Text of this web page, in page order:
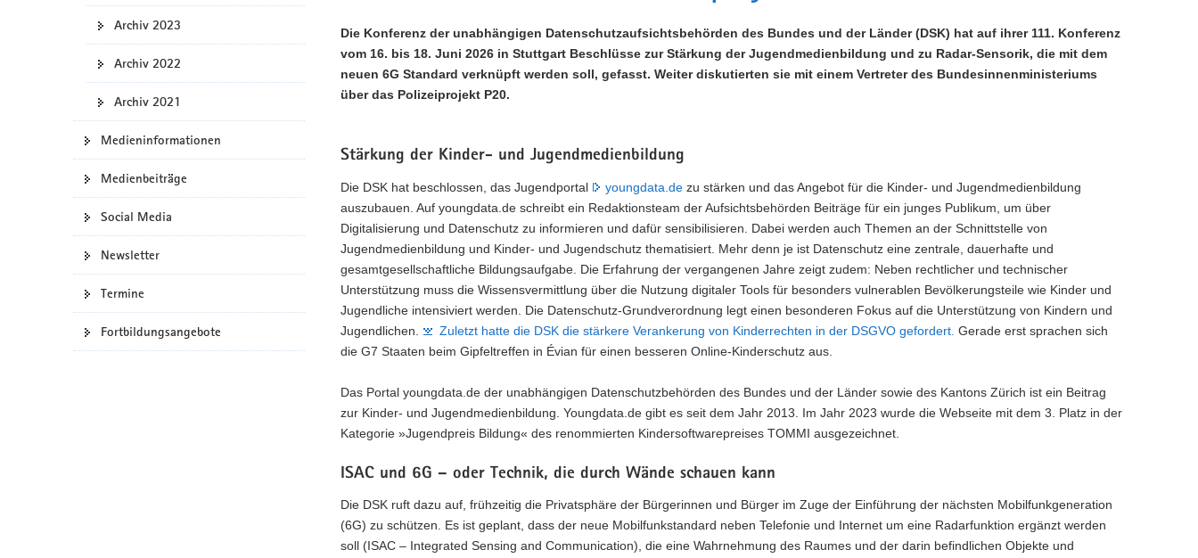
Archiv 2023
Archiv 2022
Archiv 2021
Medieninformationen
Medienbeiträge
Social Media
Newsletter
Termine
Fortbildungsangebote
Die Konferenz der unabhängigen Datenschutzaufsichtsbehörden des Bundes und der Länder (DSK) hat auf ihrer 111. Konferenz
vom 16. bis 18. Juni 2026 in Stuttgart Beschlüsse zur Stärkung der Jugendmedienbildung und zu Radar-Sensorik, die mit dem
neuen 6G Standard verknüpft werden soll, gefasst. Weiter diskutierten sie mit einem Vertreter des Bundesinnenministeriums
über das Polizeiprojekt P20.
Stärkung der Kinder- und Jugendmedienbildung
Die DSK hat beschlossen, das Jugendportal youngdata.de zu stärken und das Angebot für die Kinder- und Jugendmedienbildung
auszubauen. Auf youngdata.de schreibt ein Redaktionsteam der Aufsichtsbehörden Beiträge für ein junges Publikum, um über
Digitalisierung und Datenschutz zu informieren und dafür sensibilisieren. Dabei werden auch Themen an der Schnittstelle von
Jugendmedienbildung und Kinder- und Jugendschutz thematisiert. Mehr denn je ist Datenschutz eine zentrale, dauerhafte und
gesamtgesellschaftliche Bildungsaufgabe. Die Erfahrung der vergangenen Jahre zeigt zudem: Neben rechtlicher und technischer
Unterstützung muss die Wissensvermittlung über die Nutzung digitaler Tools für besonders vulnerablen Bevölkerungsteile wie Kinder und
Jugendliche intensiviert werden. Die Datenschutz-Grundverordnung legt einen besonderen Fokus auf die Unterstützung von Kindern und
Jugendlichen.
Zuletzt hatte die DSK die stärkere Verankerung von Kinderrechten in der DSGVO gefordert. Gerade erst sprachen sich
die G7 Staaten beim Gipfeltreffen in Évian für einen besseren Online-Kinderschutz aus.
Das Portal youngdata.de der unabhängigen Datenschutzbehörden des Bundes und der Länder sowie des Kantons Zürich ist ein Beitrag
zur Kinder- und Jugendmedienbildung. Youngdata.de gibt es seit dem Jahr 2013. Im Jahr 2023 wurde die Webseite mit dem 3. Platz in der
Kategorie »Jugendpreis Bildung« des renommierten Kindersoftwarepreises TOMMI ausgezeichnet.
ISAC und 6G – oder Technik, die durch Wände schauen kann
Die DSK ruft dazu auf, frühzeitig die Privatsphäre der Bürgerinnen und Bürger im Zuge der Einführung der nächsten Mobilfunkgeneration
(6G) zu schützen. Es ist geplant, dass der neue Mobilfunkstandard neben Telefonie und Internet um eine Radarfunktion ergänzt werden
soll (ISAC – Integrated Sensing and Communication), die eine Wahrnehmung des Raumes und der darin befindlichen Objekte und